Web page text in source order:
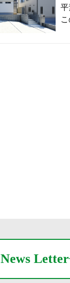
平
News